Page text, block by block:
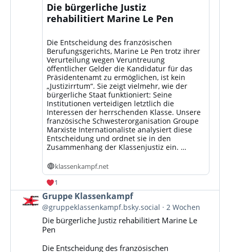
Die bürgerliche Justiz
rehabilitiert Marine Le Pen
Die Entscheidung des französischen
Berufungsgerichts, Marine Le Pen trotz ihrer
Verurteilung wegen Veruntreuung
öffentlicher Gelder die Kandidatur für das
Präsidentenamt zu ermöglichen, ist kein
„Justizirrtum“. Sie zeigt vielmehr, wie der
bürgerliche Staat funktioniert: Seine
Institutionen verteidigen letztlich die
Interessen der herrschenden Klasse. Unsere
französische Schwesterorganisation Groupe
Marxiste Internationaliste analysiert diese
Entscheidung und ordnet sie in den
Zusammenhang der Klassenjustiz ein. …
klassenkampf.net
1
Beitrag
von
Gruppe
Klassenkampf
Bluesky
Gruppe Klassenkampf
@gruppeklassenkampf.bsky.social 2 Wochen
Die bürgerliche Justiz rehabilitiert Marine Le
Pen
Die Entscheidung des französischen